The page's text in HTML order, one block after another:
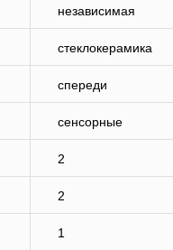
независимая
стеклокерамика
спереди
сенсорные
2
2
1